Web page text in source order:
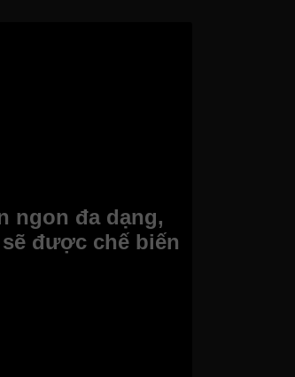
ngon đa dạng,
được chế biến
tăng thêm vẻ đẹp cá tính